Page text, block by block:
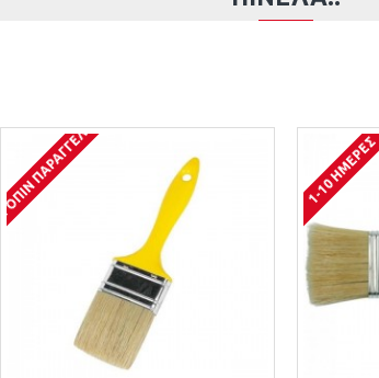
ΚΑΤΌΠΙΝ ΠΑΡΑΓΓΕΛΊΑΣ 1-10 ΗΜΈΡΕΣ